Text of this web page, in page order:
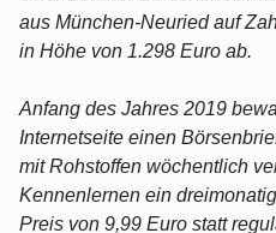
aus München-Neuried auf
in Höhe von 1.298 Euro ab.
Anfang des Jahres 2019
Internetseite einen
mit Rohstoffen wöchentlich
Kennenlernen ein
Preis von 9,99 Euro statt